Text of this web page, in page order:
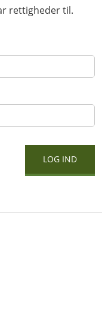
rettigheder til.